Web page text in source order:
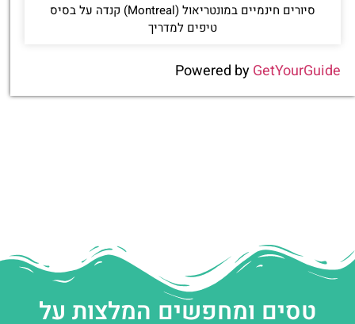
סיורים חינמיים במונטריאול (Montreal) קנדה על בסיס
טיפים למדריך
Powered byGetYourGuide
טסים ומחפשים המלצות על